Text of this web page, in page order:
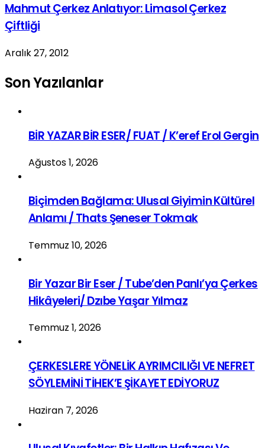
Mahmut Çerkez Anlatıyor: Limasol Çerkez
Çiftliği
Aralık 27, 2012
Son Yazılanlar
BİR YAZAR BİR ESER/ FUAT / K’eref Erol Gergin
Ağustos 1, 2026
Biçimden Bağlama: Ulusal Giyimin Kültürel
Anlamı / Thats Şeneser Tokmak
Temmuz 10, 2026
Bir Yazar Bir Eser / Tube’den Panlı’ya Çerkes
Hikâyeleri/ Dzıbe Yaşar Yılmaz
Temmuz 1, 2026
ÇERKESLERE YÖNELİK AYRIMCILIĞI VE NEFRET
SÖYLEMİNİ TİHEK’E ŞİKAYET EDİYORUZ
Haziran 7, 2026